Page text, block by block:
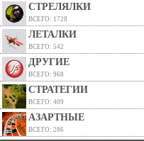
СТРЕЛЯЛКИ
ВСЕГО: 1728
ЛЕТАЛКИ
ВСЕГО: 542
ДРУГИЕ
ВСЕГО: 968
СТРАТЕГИИ
ВСЕГО: 409
АЗАРТНЫЕ
ВСЕГО: 286